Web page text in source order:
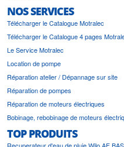
NOS SERVICES
Télécharger le Catalogue Motralec
Télécharger le Catalogue 4 pages
Le Service Motralec
Location de pompe
Réparation atelier / Dépannage sur site
Réparation de pompes
Réparation de moteurs électriques
Bobinage, rebobinage de moteurs
TOP PRODUITS
Recuperateur d'eau de pluie Wilo AF